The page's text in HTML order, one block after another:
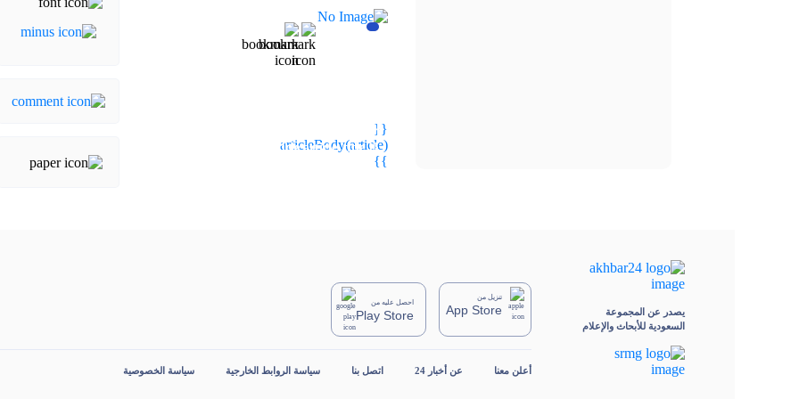
{{ article.article_title }}
{{
articleBody(article)
}}
{{ article.article_title }}
يصدر عن المجموعة
السعودية للأبحاث والإعلام
تنزيل من
App Store
احصل عليه من
Play Store
أعلن معنا عن أخبار 24 اتصل بنا سياسة الروابط الخارجية سياسة الخصوصية